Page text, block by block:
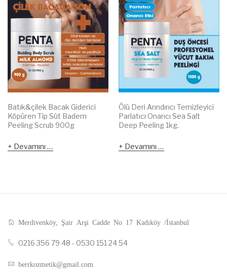
Batık&çilek Bacak Giderici
Köpüren Tip Süt Badem
Peeling Scrub 900g
Devamını oku
Ölü Deri Arındırıcı Temizleyici
Parlatıcı Onarıcı Sea Salt
Deep Peeling 1kg.
Devamını oku
Merdivenköy, Şair Arşi Cadde No 17 Kadıköy /İstanbul
0216 356 79 48 - 0530 151 24 54
berrkozmetik@gmail.com